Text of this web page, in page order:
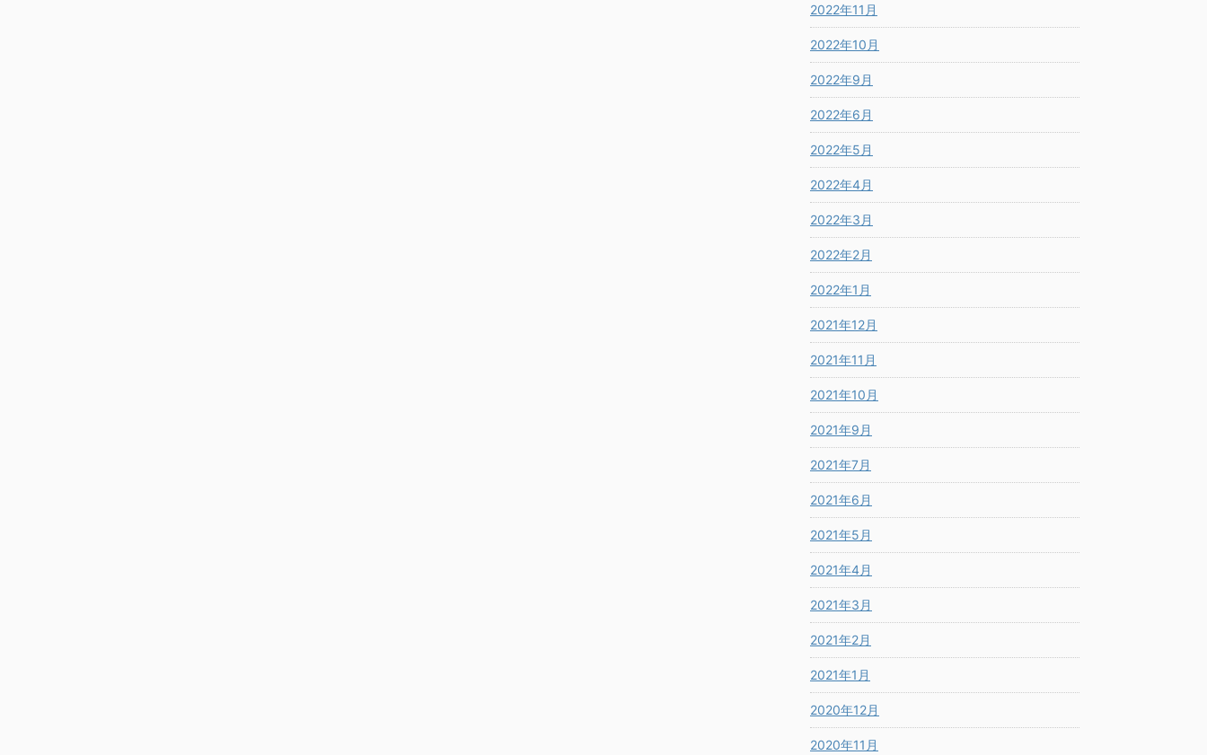
2022年11月
2022年10月
2022年9月
2022年6月
2022年5月
2022年4月
2022年3月
2022年2月
2022年1月
2021年12月
2021年11月
2021年10月
2021年9月
2021年7月
2021年6月
2021年5月
2021年4月
2021年3月
2021年2月
2021年1月
2020年12月
2020年11月